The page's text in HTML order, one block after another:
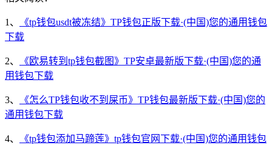
1、
《tp钱包usdt被冻结》TP钱包正版下载·(中国)您的通用钱包
下载
2、
《欧易转到tp钱包截图》TP安卓最新版下载·(中国)您的通
用钱包下载
3、
《怎么TP钱包收不到屎币》TP钱包最新版下载·(中国)您的
通用钱包下载
4、
《tp钱包添加马蹄莲》tp钱包官网下载·(中国)您的通用钱包